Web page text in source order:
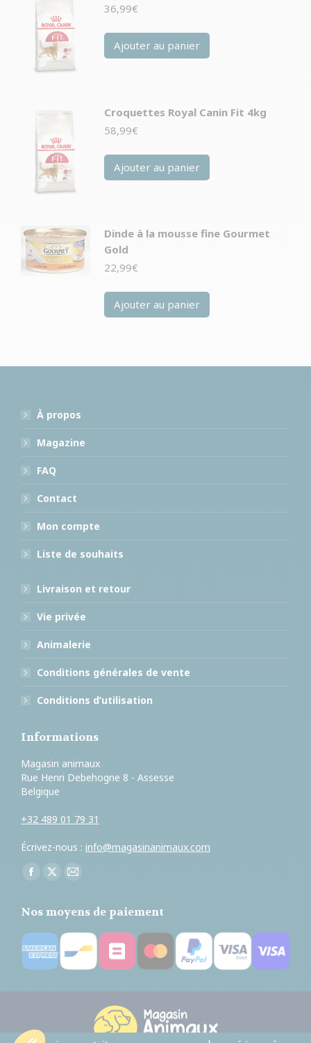
36,99€
Ajouter au panier
Croquettes Royal Canin Fit 4kg
58,99€
Ajouter au panier
Dinde à la mousse fine Gourmet
Gold
22,99€
Ajouter au panier
À propos
Magazine
FAQ
Contact
Mon compte
Liste de souhaits
Livraison et retour
Vie privée
Animalerie
Conditions générales de vente
Conditions d’utilisation
Informations
Magasin animaux
Rue Henri Debehogne 8 - Assesse
Belgique
+32 489 01 79 31
Écrivez-nous : info@magasinanimaux.com
Trouvez nous sur :
Facebook
opens
in
new
window
X
opens
in
new
window
E-
page
opens
in
new
Nos moyens de paiement